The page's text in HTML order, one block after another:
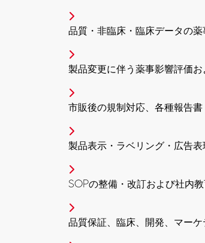
品質・非臨床・臨床データの
製品変更に伴う薬事影響評価
市販後の規制対応、各種報告
製品表示・ラベリング・広告
SOPの整備・改訂および社内
品質保証、臨床、開発、マー